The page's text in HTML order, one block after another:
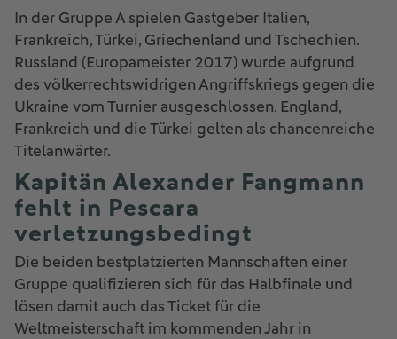
In der Gruppe A spielen Gastgeber Italien,
Frankreich, Türkei, Griechenland und Tschechien.
Russland (Europameister 2017) wurde aufgrund
des völkerrechtswidrigen Angriffskriegs gegen die
Ukraine vom Turnier ausgeschlossen. England,
Frankreich und die Türkei gelten als chancenreiche
Titelanwärter.
Kapitän Alexander Fangmann
fehlt in Pescara
verletzungsbedingt
Die beiden bestplatzierten Mannschaften einer
Gruppe qualifizieren sich für das Halbfinale und
lösen damit auch das Ticket für die
Weltmeisterschaft im kommenden Jahr in